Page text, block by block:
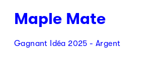
Maple Mate
Gagnant Idéa 2025 - Argent